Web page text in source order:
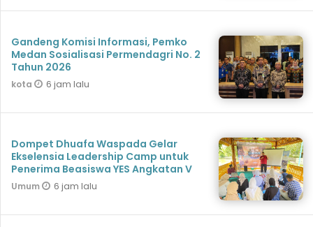
Gandeng Komisi Informasi, Pemko
Medan Sosialisasi Permendagri No. 2
Tahun 2026
kota 6 jam lalu
Dompet Dhuafa Waspada Gelar
Ekselensia Leadership Camp untuk
Penerima Beasiswa YES Angkatan V
Umum 6 jam lalu